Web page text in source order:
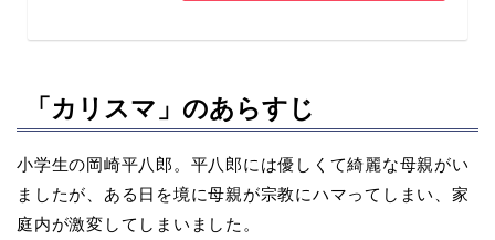
「カリスマ」のあらすじ
小学生の岡崎平八郎。平八郎には優しくて綺麗な母親がい
ましたが、ある日を境に母親が宗教にハマってしまい、家
庭内が激変してしまいました。